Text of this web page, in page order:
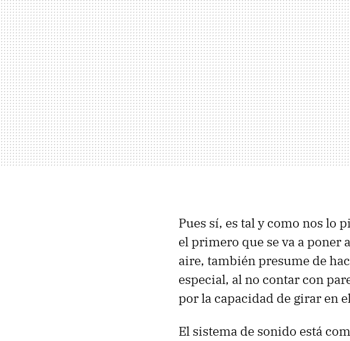
Pues sí, es tal y como nos lo
el primero que se va a poner
aire, también presume de
especial, al no contar con
por la capacidad de girar en
El sistema de sonido está